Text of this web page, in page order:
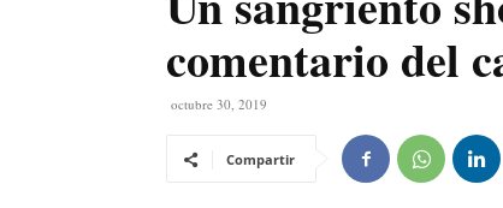
comentario del
octubre 30, 2019
Compartir